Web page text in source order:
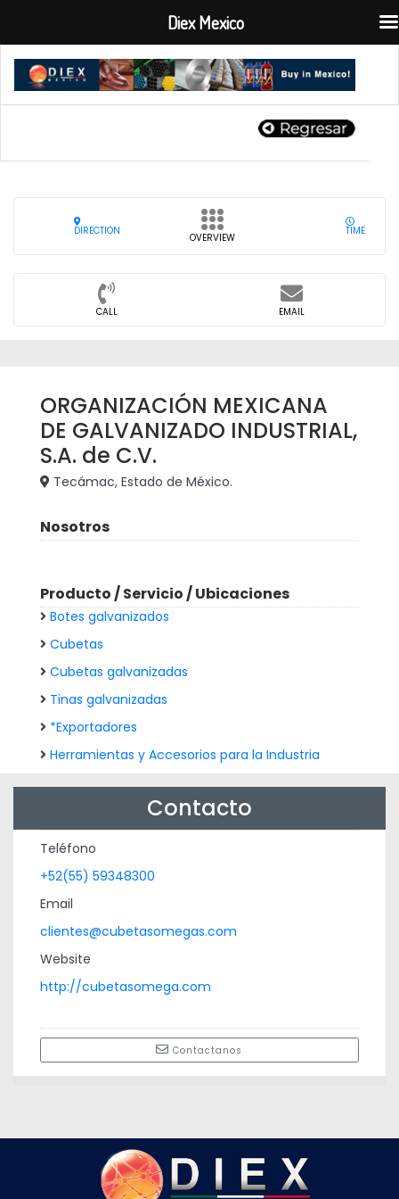
DIRECTION
OVERVIEW
TIME
CALL EMAIL
ORGANIZACIÓN MEXICANA
DE GALVANIZADO INDUSTRIAL,
S.A. de C.V.
Tecámac, Estado de México.
Nosotros
Producto / Servicio / Ubicaciones
Botes galvanizados
Cubetas
Cubetas galvanizadas
Tinas galvanizadas
*Exportadores
Herramientas y Accesorios para la Industria
Contacto
Teléfono
+52(55) 59348300
Email
clientes@cubetasomegas.com
Website
http://cubetasomega.com
Contactanos
Diex Mexico